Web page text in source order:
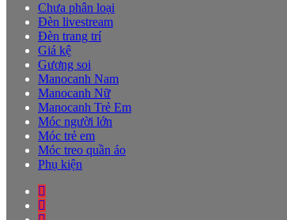
Chưa phân loại
Đèn livestream
Đèn trang trí
Giá kệ
Gương soi
Manocanh Nam
Manocanh Nữ
Manocanh Trẻ Em
Móc người lớn
Móc trẻ em
Móc treo quần áo
Phụ kiện